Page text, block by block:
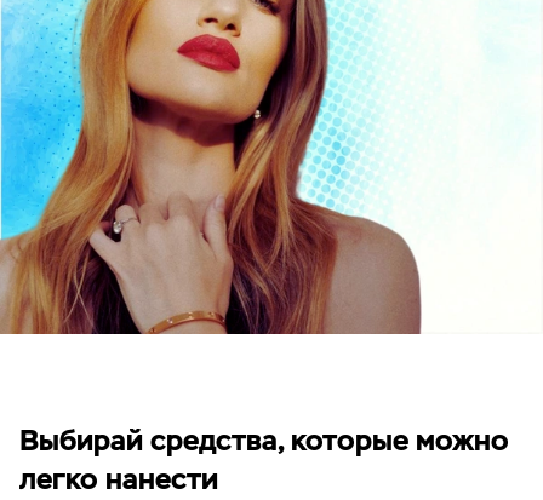
Выбирай средства, которые можно
легко нанести